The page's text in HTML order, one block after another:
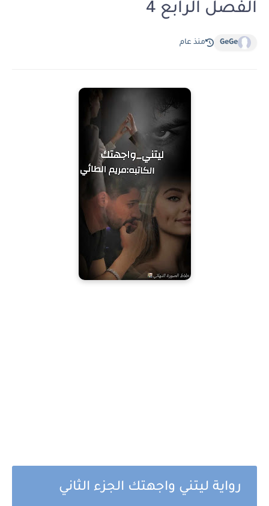
الفصل الرابع 4
GeGe منذ عام
رواية ليتني واجهتك الجزء الثاني